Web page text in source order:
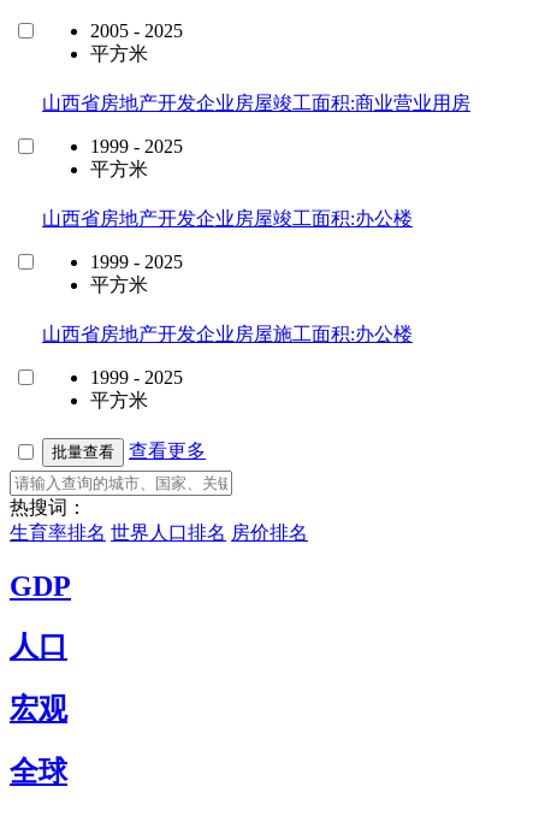
2005 - 2025
平方米
山西省房地产开发企业房屋竣工面积:商业营业用房
1999 - 2025
平方米
山西省房地产开发企业房屋竣工面积:办公楼
1999 - 2025
平方米
山西省房地产开发企业房屋施工面积:办公楼
1999 - 2025
平方米
批量查看 查看更多
热搜词：
生育率排名 世界人口排名 房价排名
GDP
人口
宏观
全球